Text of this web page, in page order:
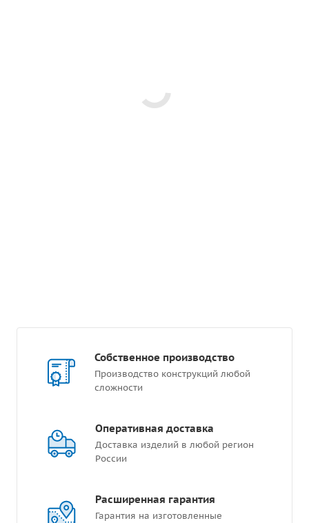
Собственное производство
Производство конструкций любой
сложности
Оперативная доставка
Доставка изделий в любой регион
России
Расширенная гарантия
Гарантия на изготовленные